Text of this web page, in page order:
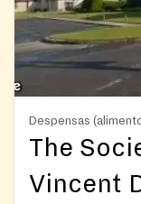
Despensas
The
Vincent